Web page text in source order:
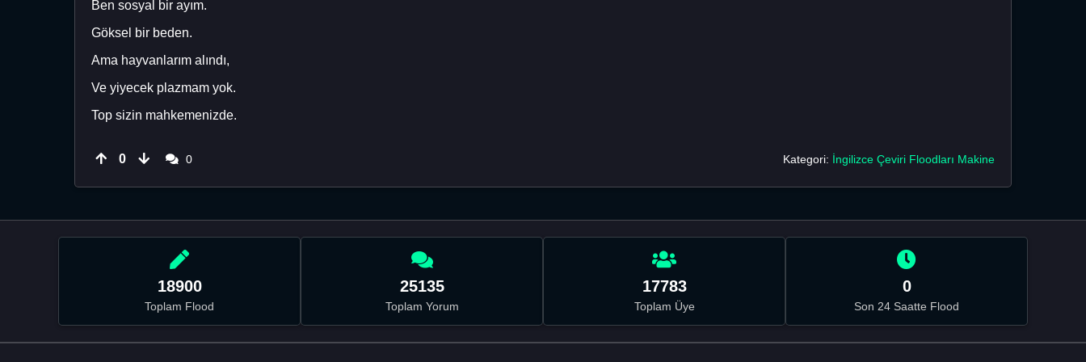
Ben sosyal bir ayım.
Göksel bir beden.
Ama hayvanlarım alındı,
Ve yiyecek plazmam yok.
Top sizin mahkemenizde.
0 0 Kategori: İngilizce Çeviri Floodları Makine
18900
Toplam Flood
25135
Toplam Yorum
17783
Toplam Üye
0
Son 24 Saatte Flood